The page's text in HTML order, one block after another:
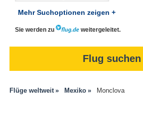
Mehr Suchoptionen zeigen +
Sie werden zu weitergeleitet.
Flug suchen
Flüge weltweit Mexiko Monclova